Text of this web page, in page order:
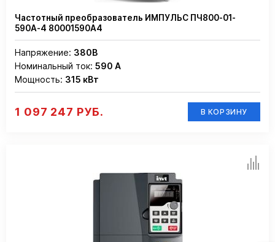
Частотный преобразователь ИМПУЛЬС ПЧ800-01-
590А-4 80001590А4
Напряжение: 380В
Номинальный ток: 590 А
Мощность: 315 кВт
1 097 247 РУБ. В КОРЗИНУ